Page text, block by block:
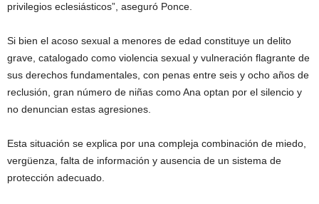
privilegios eclesiásticos”, aseguró Ponce.
Si bien el acoso sexual a menores de edad constituye un delito
grave, catalogado como violencia sexual y vulneración flagrante de
sus derechos fundamentales, con penas entre seis y ocho años de
reclusión, gran número de niñas como Ana optan por el silencio y
no denuncian estas agresiones.
Esta situación se explica por una compleja combinación de miedo,
vergüenza, falta de información y ausencia de un sistema de
protección adecuado.